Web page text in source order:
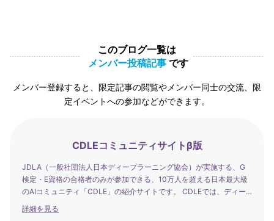
このブログ一覧は
メンバー投稿記事 です
メンバー登録すると、限定記事の閲覧やメンバー同士の交流、限
定イベントへの参加などができます。
CDLEコミュニティサイトβ版
JDLA（一般社団法人日本ディープラーニング協会）が実施する、G
検定・E資格の合格者のみが参加できる、10万人を超える日本最大級
のAIコミュニティ「CDLE」の紹介サイトです。 CDLEでは、ディー
プラーニングの社会実装の日本代表として、社会を発展させるエバン
ジェリストたちが集まり、学び合い・アウトプットする場を提供して
詳細を見る